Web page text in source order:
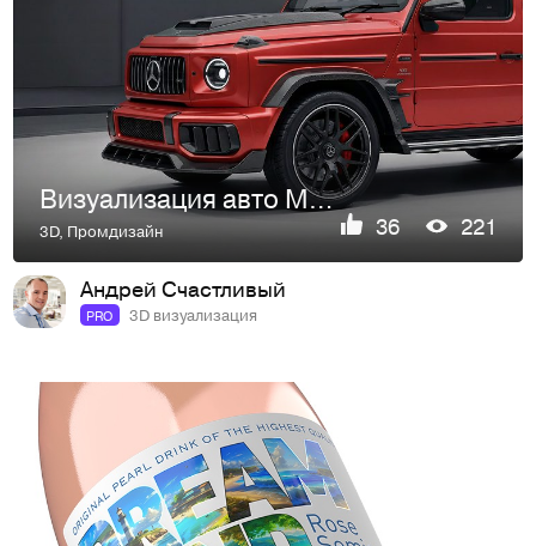
Визуализация авто Mercedes G-класс в тюнинге
3D, Промдизайн 36 221
Андрей Счастливый
PRO 3D визуализация